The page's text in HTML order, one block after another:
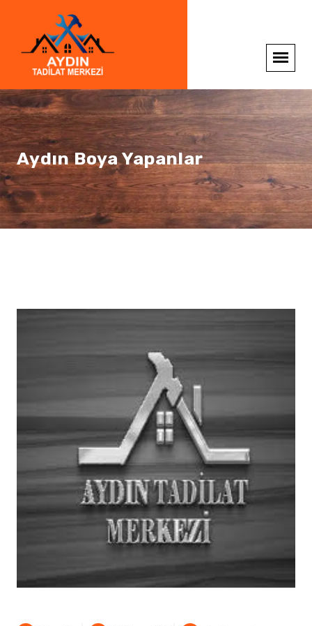
Aydın Boya Yapanlar